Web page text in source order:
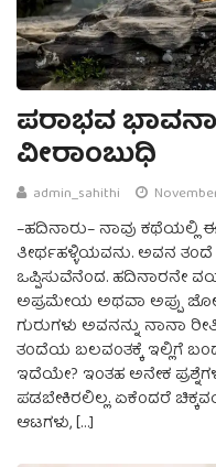
ಪರಾಭವ
ವೀರಾಂಬುಧಿ
admin_sahithi
–ಹದಿನಾರು– ನಾವು ಕಥೆಯಲ್ಲಿ
ತೀರ್ಥಹಳ್ಳಿಯವನು. ಅವನ
ಒಪ್ಪಿಸುವೆನೆಂದ. ಹದಿನಾರನೇ
ಅಪ್ರಮೇಯ ಅಥವಾ ಅಪ್ಪು
ಗುರುಗಳು ಅವನನ್ನು ನಾನಾ
ತಂದೆಯ ಬಲವಂತಕ್ಕೆ ಇಲ್ಲಿಗೆ
ಇದೆಯೇ? ಇಂತಹ ಅನೇಕ
ಪಡಬೇಕಿರಲಿಲ್ಲ. ಏಕೆಂದರೆ
ಆಟಗಳು, […]